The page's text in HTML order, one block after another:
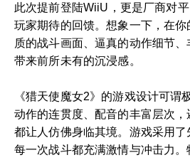
此次提前登陆WiiU，更是厂商对
玩家期待的回馈。想象一下，在
质的战斗画面、逼真的动作细节
带来前所未有的沉浸感。
《猎天使魔女2》的游戏设计可谓
动作的连贯度、配音的丰富层次，
都让人仿佛身临其境。游戏采用
每一次战斗都充满激情与冲击力